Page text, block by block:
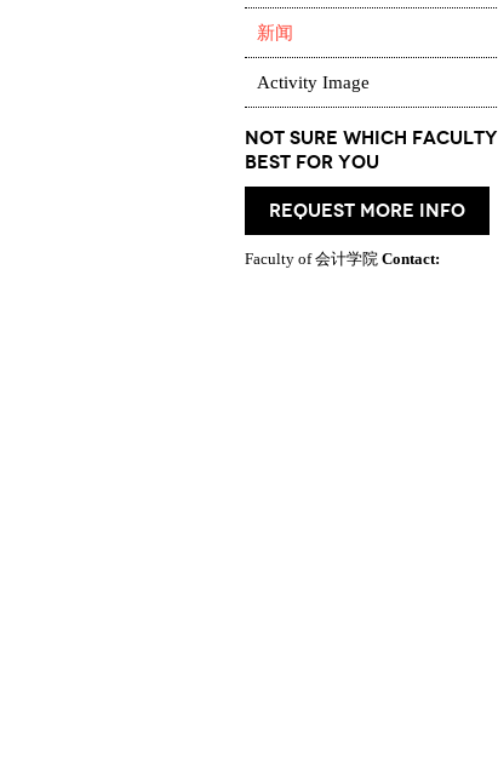
新闻
Activity Image
Not Sure which Faculty
best for you
request more info
Faculty of 会计学院 Contact: